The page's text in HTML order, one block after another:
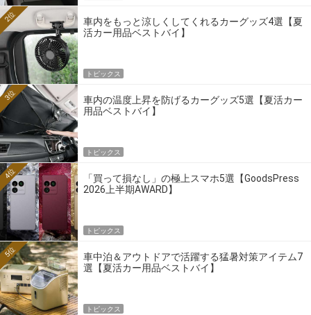
車内をもっと涼しくしてくれるカーグッズ4選【夏
活カー用品ベストバイ】
2位
トピックス
車内の温度上昇を防げるカーグッズ5選【夏活カー
用品ベストバイ】
3位
トピックス
「買って損なし」の極上スマホ5選【GoodsPress
2026上半期AWARD】
4位
トピックス
車中泊＆アウトドアで活躍する猛暑対策アイテム7
選【夏活カー用品ベストバイ】
5位
トピックス